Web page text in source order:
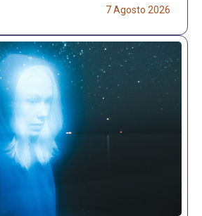
7 Agosto 2026